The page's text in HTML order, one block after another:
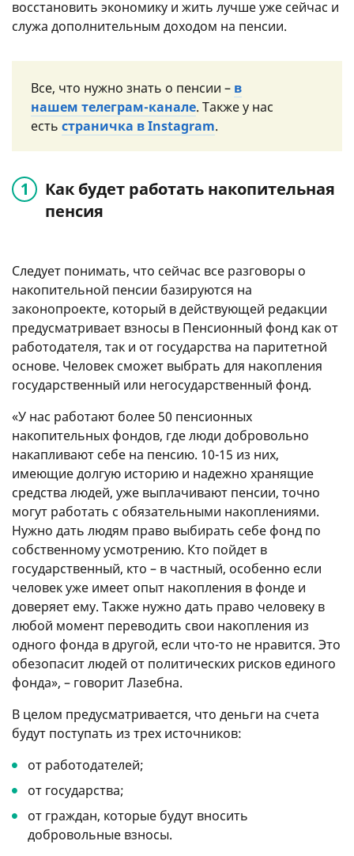
восстановить экономику и жить лучше уже сейчас и
служа дополнительным доходом на пенсии.
Все, что нужно знать о пенсии – в
нашем телеграм-канале. Также у нас
есть страничка в Instagram.
Как будет работать накопительная
пенсия
Следует понимать, что сейчас все разговоры о
накопительной пенсии базируются на
законопроекте, который в действующей редакции
предусматривает взносы в Пенсионный фонд как от
работодателя, так и от государства на паритетной
основе. Человек сможет выбрать для накопления
государственный или негосударственный фонд.
«У нас работают более 50 пенсионных
накопительных фондов, где люди добровольно
накапливают себе на пенсию. 10-15 из них,
имеющие долгую историю и надежно хранящие
средства людей, уже выплачивают пенсии, точно
могут работать с обязательными накоплениями.
Нужно дать людям право выбирать себе фонд по
собственному усмотрению. Кто пойдет в
государственный, кто – в частный, особенно если
человек уже имеет опыт накопления в фонде и
доверяет ему. Также нужно дать право человеку в
любой момент переводить свои накопления из
одного фонда в другой, если что-то не нравится. Это
обезопасит людей от политических рисков единого
фонда», – говорит Лазебна.
В целом предусматривается, что деньги на счета
будут поступать из трех источников:
от работодателей;
от государства;
от граждан, которые будут вносить
добровольные взносы.